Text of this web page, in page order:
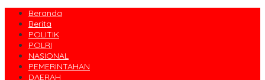
Beranda
Berita
POLITIK
POLRI
NASIONAL
PEMERINTAHAN
DAERAH